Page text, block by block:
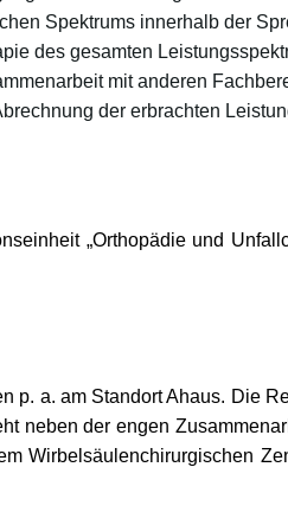
Spektrums innerhalb der
des gesamten
mit anderen
der erbrachten
„Orthopädie und
p. a. am Standort Ahaus. Die
neben der engen
Wirbelsäulenchirurgischen